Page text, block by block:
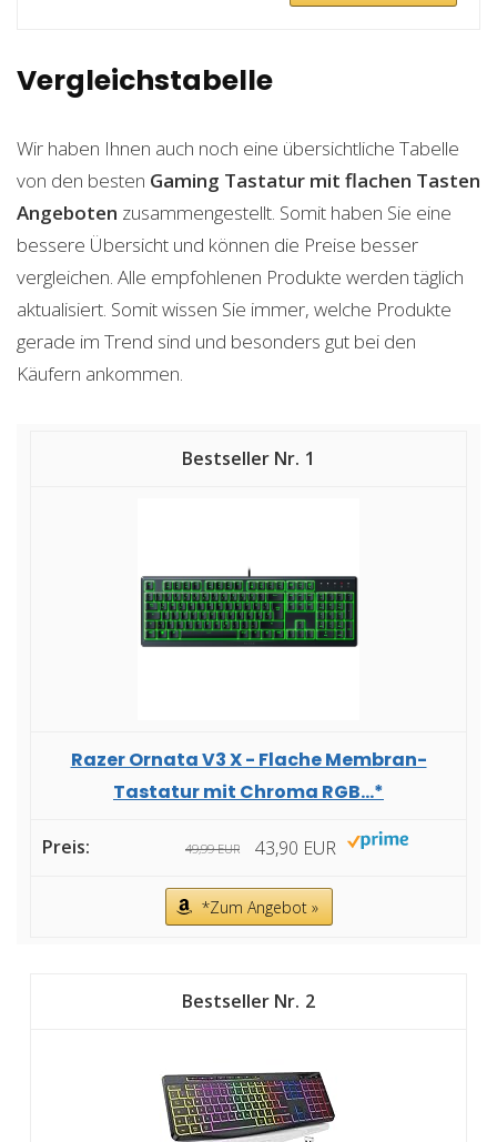
Vergleichstabelle
Wir haben Ihnen auch noch eine übersichtliche Tabelle
von den besten Gaming Tastatur mit flachen Tasten
Angeboten zusammengestellt. Somit haben Sie eine
bessere Übersicht und können die Preise besser
vergleichen. Alle empfohlenen Produkte werden täglich
aktualisiert. Somit wissen Sie immer, welche Produkte
gerade im Trend sind und besonders gut bei den
Käufern ankommen.
1
Razer Ornata V3 X - Flache Membran-
Tastatur mit Chroma RGB...*
49,99 EUR 43,90 EUR
*Zum Angebot »
2